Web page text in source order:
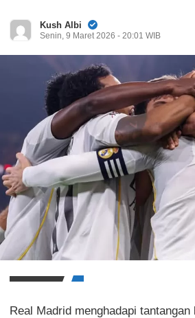
Kush Albi
Senin, 9 Maret 2026 - 20:01 WIB
Real Madrid menghadapi tantangan